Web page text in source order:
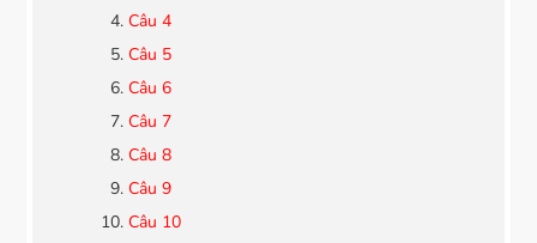
Câu 4
Câu 5
Câu 6
Câu 7
Câu 8
Câu 9
Câu 10